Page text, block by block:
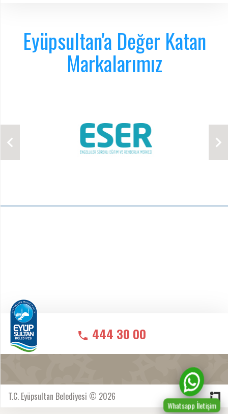
Eyüpsultan'a Değer Katan
Markalarımız
444 30 00
T.C. Eyüpsultan Belediyesi © 2026
Whatsapp İletişim